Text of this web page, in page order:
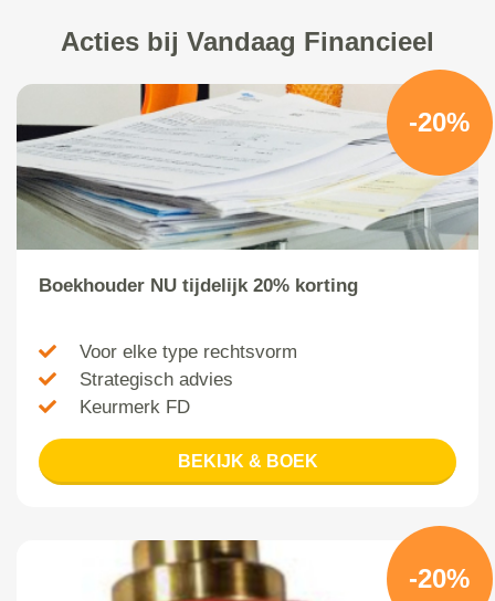
Acties bij Vandaag Financieel
-20%
Boekhouder NU tijdelijk 20% korting
Voor elke type rechtsvorm
Strategisch advies
Keurmerk FD
BEKIJK & BOEK
-20%